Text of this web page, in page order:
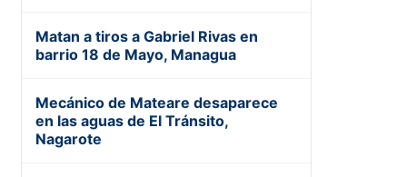
Matan a tiros a Gabriel Rivas en
barrio 18 de Mayo, Managua
Mecánico de Mateare desaparece
en las aguas de El Tránsito,
Nagarote